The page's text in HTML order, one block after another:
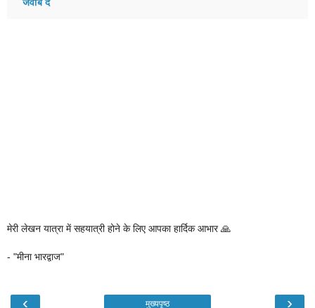
मेरी लेखन यात्रा में सहयात्री होने के लिए आपका हार्दिक आभार 🙏
- "मीना भारद्वाज"
‹ ›
मुख्यपृष्ठ